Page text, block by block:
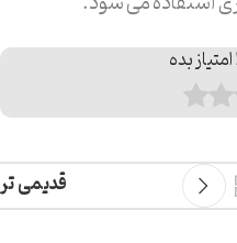
بده
قدیمی تر